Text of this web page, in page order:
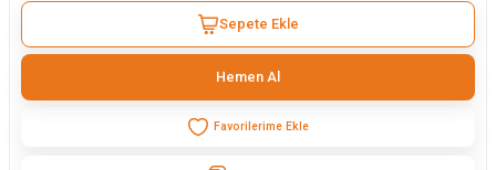
Sepete Ekle
Hemen Al